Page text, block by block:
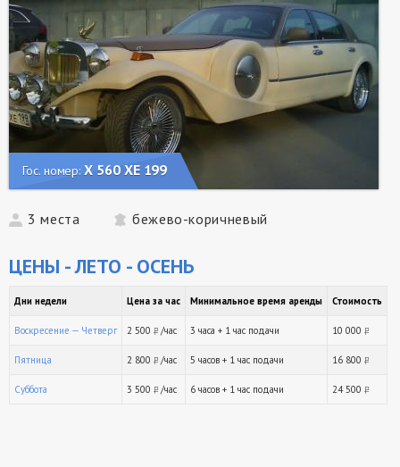
Гос. номер:Х 560 ХЕ 199
3 места бежево-коричневый
ЦЕНЫ - ЛЕТО - ОСЕНЬ
Дни недели Цена за час Минимальное время аренды Стоимость
Воскресение — Четверг 2 500 руб.
/час 3 часа + 1 час подачи 10 000
Пятница 2 800 руб.
/час 5 часов + 1 час подачи 16 800
Суббота 3 500 руб.
/час 6 часов + 1 час подачи 24 500